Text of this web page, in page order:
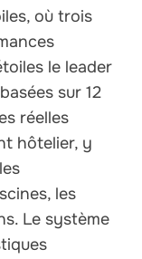
où trois
le leader
sur 12
réelles
hôtelier, y
les
Le système